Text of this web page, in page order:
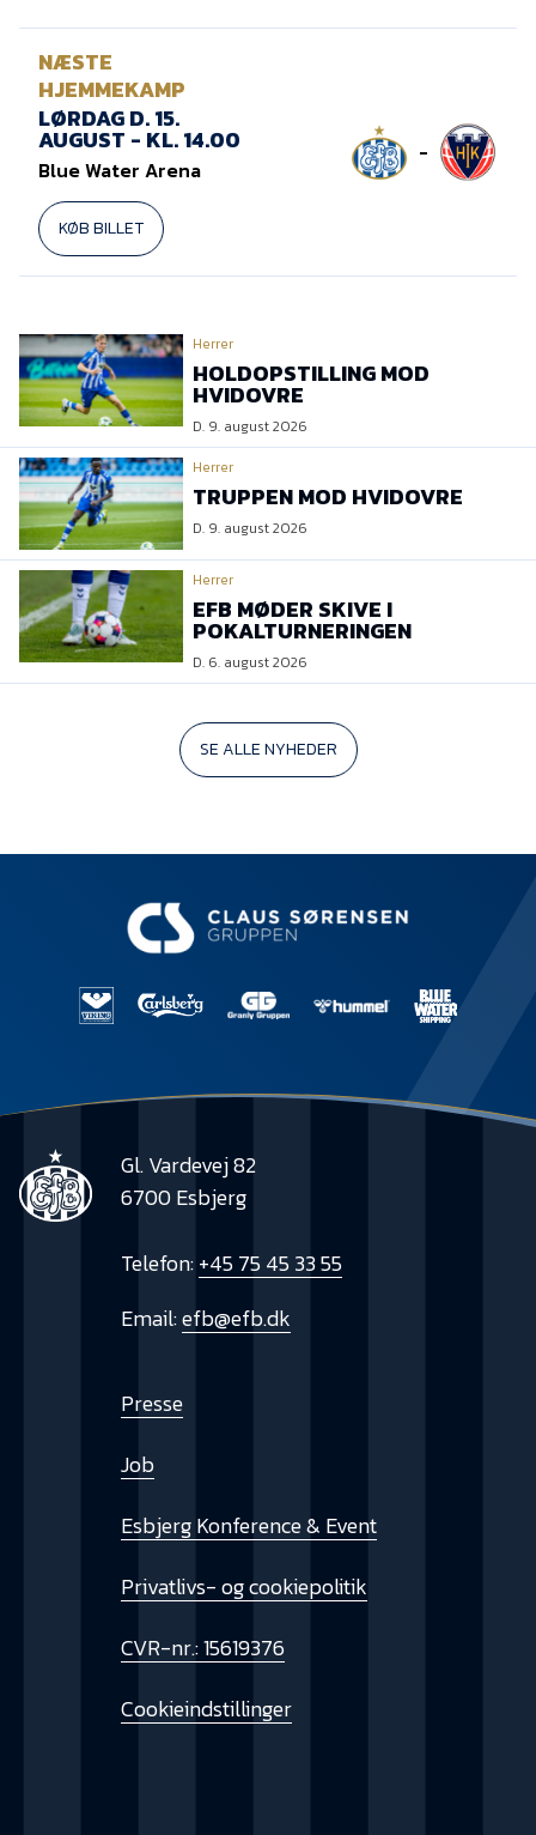
NÆSTE
HJEMMEKAMP
LØRDAG D. 15.
AUGUST - KL. 14.00
Blue Water Arena
KØB BILLET
-
Herrer
HOLDOPSTILLING MOD
HVIDOVRE
D. 9. august 2026
Herrer
TRUPPEN MOD HVIDOVRE
D. 9. august 2026
Herrer
EFB MØDER SKIVE I
POKALTURNERINGEN
D. 6. august 2026
SE ALLE NYHEDER
Gl. Vardevej 82
6700 Esbjerg
Telefon:+45 75 45 33 55
Email:efb@efb.dk
Presse
Job
Esbjerg Konference & Event
Privatlivs- og cookiepolitik
CVR-nr.: 15619376
Cookieindstillinger